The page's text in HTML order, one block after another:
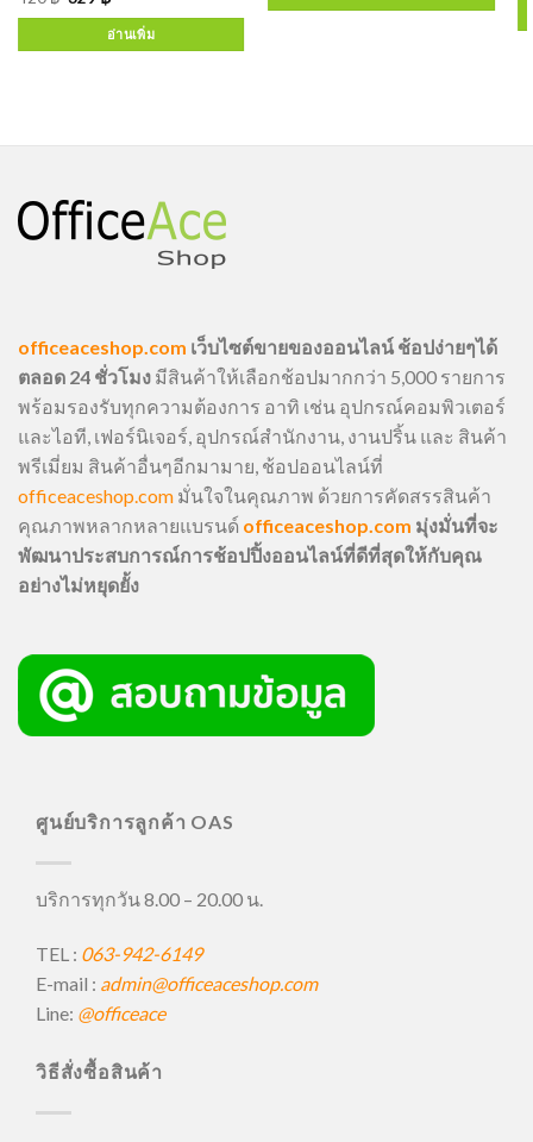
อ่านเพิ่ม
officeaceshop.com เว็บไซต์ขายของออนไลน์ ช้อปง่ายๆได้
ตลอด 24 ชั่วโมง มีสินค้าให้เลือกช้อปมากกว่า 5,000 รายการ
พร้อมรองรับทุกความต้องการ อาทิ เช่น อุปกรณ์คอมพิวเตอร์
และไอที, เฟอร์นิเจอร์, อุปกรณ์สำนักงาน, งานปริ้น และ สินค้า
พรีเมี่ยม สินค้าอื่นๆอีกมามาย, ช้อปออนไลน์ที่
officeaceshop.com มั่นใจในคุณภาพ ด้วยการคัดสรรสินค้า
คุณภาพหลากหลายแบรนด์ officeaceshop.com มุ่งมั่นที่จะ
พัฒนาประสบการณ์การช้อปปิ้งออนไลน์ที่ดีที่สุดให้กับคุณ
อย่างไม่หยุดยั้ง
ศูนย์บริการลูกค้า OAS
บริการทุกวัน 8.00 – 20.00 น.
TEL : 063-942-6149
E-mail : admin@officeaceshop.com
Line: @officeace
วิธีสั่งซื้อสินค้า